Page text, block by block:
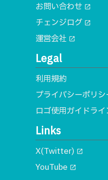
お問い合わせ open_in_new
チェンジログ open_in_new
運営会社 open_in_new
Legal
利用規約
プライバシーポリシ
ロゴ使用ガイドライ
Links
X(Twitter) open_in_new
YouTube open_in_new